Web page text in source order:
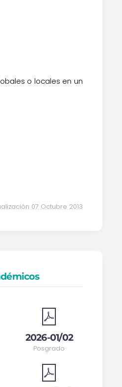
o locales en un
07 Octubre 2013
2026-01/02
Posgrado